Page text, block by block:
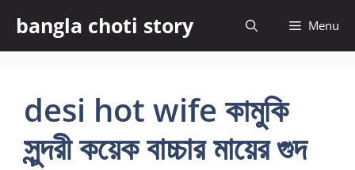
content
bangla choti story Menu
desi hot wife কামুকি
সুন্দরী কয়েক বাচ্চার মায়ের গুদ